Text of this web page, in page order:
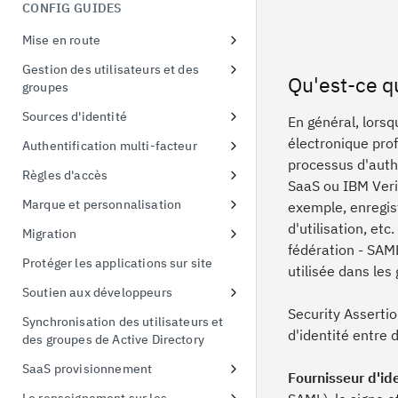
menaces liées à l'identité
Démonstration de la preuve de
CONFIG GUIDES
Mise en route
S'inscrire à un essai gratuit
Premier accès à l'instance d'essai
Connecter un exemple
d'application
Connexion à Active Directory
Gestion des utilisateurs et des
groupes
Configurer les politiques de mot
Sources d'identité
Utiliser les fournisseurs sociaux
Liaison d'identité
Connexion à Active Directory
Authentification multi-facteur
Inscription en ligne à l'AMF
Protéger Linux OS avec MFA
Activer l'AMF pour les
applications
Règles d'accès
Appliquer des politiques d'accès
à l'interface utilisateur
Politique d'accès par défaut
Marque et personnalisation
Gestion des thèmes
Remplacement de la feuille de
style
Gestion des modèles
Marquage des pages en ligne de
l'AMF
Authentification simplifiée par
Migration
Migration des utilisateurs
Importation CSV
Protéger les applications sur site
Soutien aux développeurs
Ajouter un portail pour les
développeurs
Créer un client API
Créer une partie utilisatrice FIDO
Synchronisation des utilisateurs et
des groupes de Active Directory
SaaS provisionnement
Salesforce provisionnement
Qu'est-ce
En général,
électronique
processus
SaaS ou IBM
exemple,
d'utilisation, etc.
fédération -
utilisée dans les
Security
d'identité entre
Fournisseur